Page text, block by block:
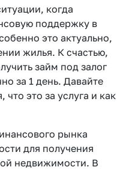
когда
поддержку в
это актуально,
жилья. К счастью,
займ под залог
за 1 день. Давайте
это за услуга и как
рынка
для получения
недвижимости. В